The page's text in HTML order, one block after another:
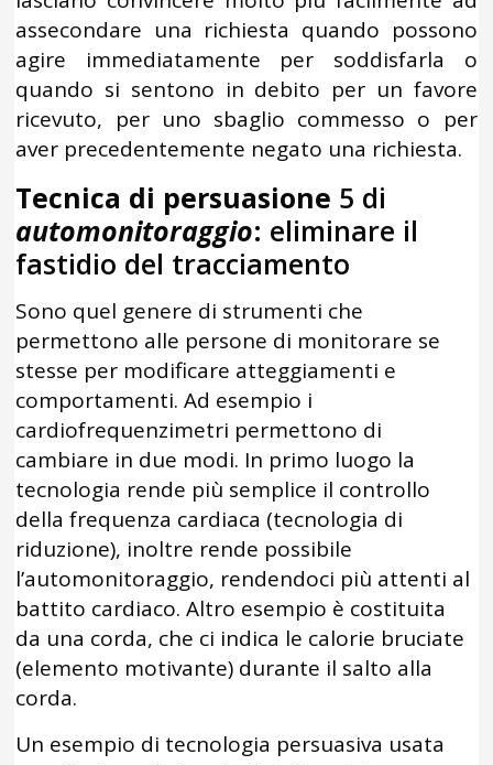
assecondare una richiesta quando possono
agire immediatamente per soddisfarla o
quando si sentono in debito per un favore
ricevuto, per uno sbaglio commesso o per
aver precedentemente negato una richiesta.
Tecnica di persuasione 5 di
automonitoraggio: eliminare il
fastidio del tracciamento
Sono quel genere di strumenti che
permettono alle persone di monitorare se
stesse per modificare atteggiamenti e
comportamenti. Ad esempio i
cardiofrequenzimetri permettono di
cambiare in due modi. In primo luogo la
tecnologia rende più semplice il controllo
della frequenza cardiaca (tecnologia di
riduzione), inoltre rende possibile
l’automonitoraggio, rendendoci più attenti al
battito cardiaco. Altro esempio è costituita
da una corda, che ci indica le calorie bruciate
(elemento motivante) durante il salto alla
corda.
Un esempio di tecnologia persuasiva usata